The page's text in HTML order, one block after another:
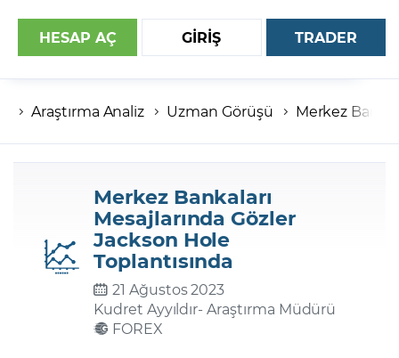
HESAP AÇ GİRİŞ
Hesap numaranız
Şifreniz
Şifremi Unuttum
TRADER
Araştırma Analiz Uzman Görüşü Merkez
Merkez Bankaları
Mesajlarında Gözler
Jackson Hole
Toplantısında
21 Ağustos 2023
Kudret Ayyıldır- Araştırma Müdürü
FOREX